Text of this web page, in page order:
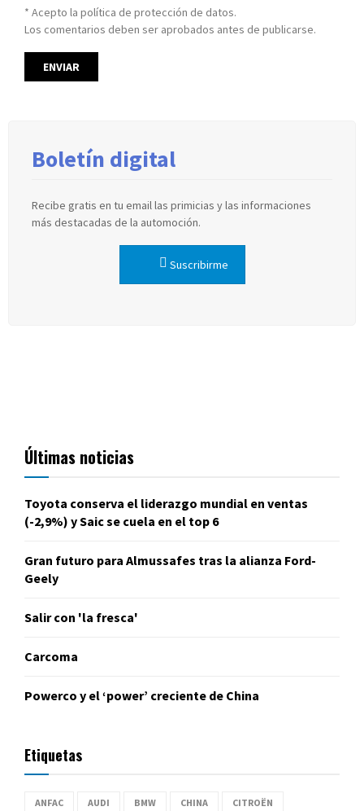
* Acepto la política de protección de datos.
Los comentarios deben ser aprobados antes de publicarse.
Boletín digital
Recibe gratis en tu email las primicias y las informaciones
más destacadas de la automoción.
Suscribirme
Últimas noticias
Toyota conserva el liderazgo mundial en ventas
(-2,9%) y Saic se cuela en el top 6
Gran futuro para Almussafes tras la alianza Ford-
Geely
Salir con 'la fresca'
Carcoma
Powerco y el ‘power’ creciente de China
Etiquetas
ANFAC AUDI BMW CHINA CITROËN